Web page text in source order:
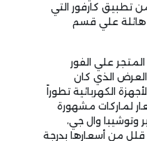
تطبيق كارفور التي
هائلة علي قسم
علي الفور
الذي كان
الكهربائية تطوراً
لماركات مشهورة
وتوشيبا وال جي،
قلل من أسعارها بدرجة